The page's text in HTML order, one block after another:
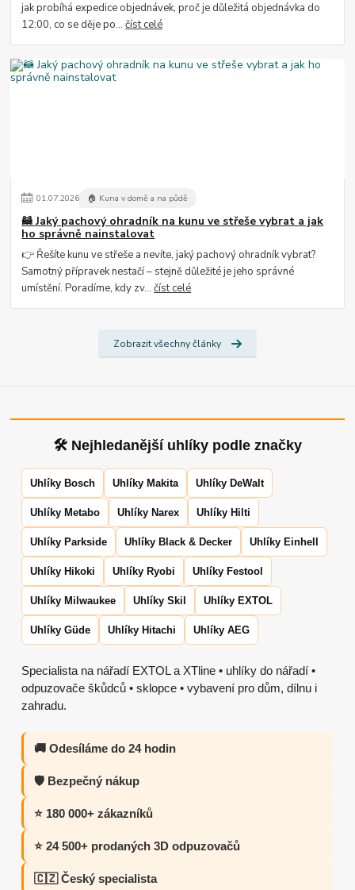
jak probíhá expedice objednávek, proč je důležitá objednávka do
12:00, co se děje po...číst celé
01.07.2026 🏠 Kuna v domě a na půdě
🦝 Jaký pachový ohradník na kunu ve střeše vybrat a jak
ho správně nainstalovat
👉 Řešíte kunu ve střeše a nevíte, jaký pachový ohradník vybrat?
Samotný přípravek nestačí – stejně důležité je jeho správné
umístění. Poradíme, kdy zv...číst celé
Zobrazit všechny články
🛠 Nejhledanější uhlíky podle značky
Uhlíky Bosch Uhlíky Makita Uhlíky DeWalt
Uhlíky Metabo Uhlíky Narex Uhlíky Hilti
Uhlíky Parkside Uhlíky Black & Decker Uhlíky Einhell
Uhlíky Hikoki Uhlíky Ryobi Uhlíky Festool
Uhlíky Milwaukee Uhlíky Skil Uhlíky EXTOL
Uhlíky Güde Uhlíky Hitachi Uhlíky AEG
Specialista na nářadí EXTOL a XTline • uhlíky do nářadí •
odpuzovače škůdců • sklopce • vybavení pro dům, dílnu i
zahradu.
🚚 Odesíláme do 24 hodin
🛡️ Bezpečný nákup
⭐ 180 000+ zákazníků
⭐ 24 500+ prodaných 3D odpuzovačů
🇨🇿 Český specialista